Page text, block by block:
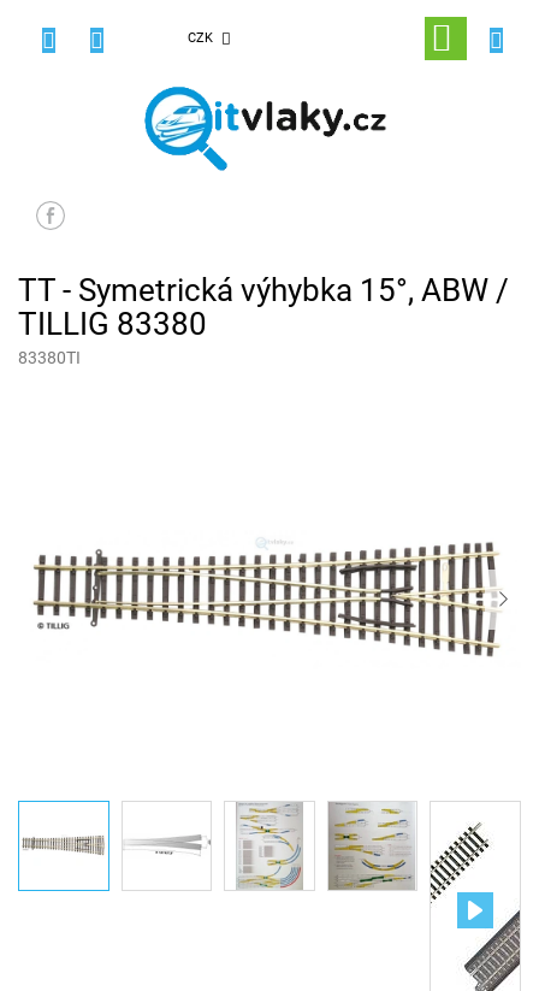
CZK
NÁKUPNÍ
KOŠÍK
TT - Symetrická výhybka 15°, ABW /
TILLIG 83380
83380TI